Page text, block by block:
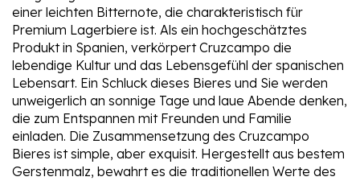
einer leichten Bitternote, die charakteristisch für
Premium Lagerbiere ist. Als ein hochgeschätztes
Produkt in Spanien, verkörpert Cruzcampo die
lebendige Kultur und das Lebensgefühl der spanischen
Lebensart. Ein Schluck dieses Bieres und Sie werden
unweigerlich an sonnige Tage und laue Abende denken,
die zum Entspannen mit Freunden und Familie
einladen. Die Zusammensetzung des Cruzcampo
Bieres ist simple, aber exquisit. Hergestellt aus bestem
Gerstenmalz, bewahrt es die traditionellen Werte des